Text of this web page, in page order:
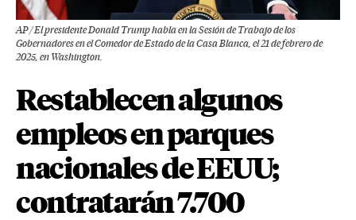
AP / El presidente Donald Trump habla en la Sesión de Trabajo de los
Gobernadores en el Comedor de Estado de la Casa Blanca, el 21 de febrero de
2025, en Washington.
Restablecen algunos
empleos en parques
nacionales de EEUU;
contratarán 7.700